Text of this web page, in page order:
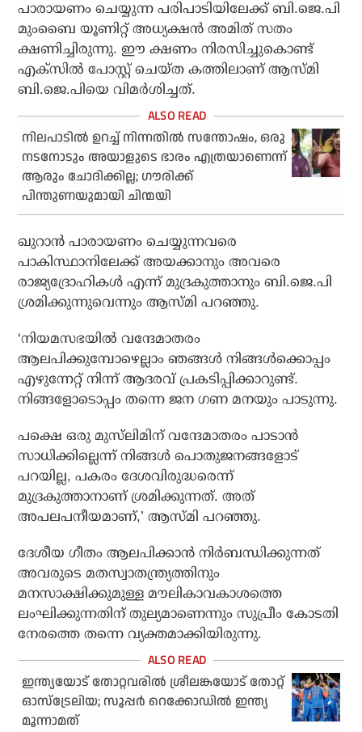
പാരായണം ചെയ്യുന്ന പരിപാടിയിലേക്ക് ബി.ജെ.പി
മുംബൈ യൂണിറ്റ് അധ്യക്ഷന്‍ അമിത് സതം
ക്ഷണിച്ചിരുന്നു. ഈ ക്ഷണം നിരസിച്ചുകൊണ്ട്
എക്‌സില്‍ പോസ്റ്റ് ചെയ്ത കത്തിലാണ് ആസ്മി
ബി.ജെ.പിയെ വിമര്‍ശിച്ചത്.
നിലപാടില്‍ ഉറച്ച് നിന്നതില്‍ സന്തോഷം, ഒരു
നടനോടും അയാളുടെ ഭാരം എത്രയാണെന്ന്
ആരും ചോദിക്കില്ല; ഗൗരിക്ക്
പിന്തുണയുമായി ചിന്മയി
ഖുറാന്‍ പാരായണം ചെയ്യുന്നവരെ
പാകിസ്ഥാനിലേക്ക് അയക്കാനും അവരെ
രാജ്യദ്രോഹികള്‍ എന്ന് മുദ്രകുത്താനും ബി.ജെ.പി
ശ്രമിക്കുന്നുവെന്നും ആസ്മി പറഞ്ഞു.
‘നിയമസഭയില്‍ വന്ദേമാതരം
ആലപിക്കുമ്പോഴെല്ലാം ഞങ്ങള്‍ നിങ്ങള്‍ക്കൊപ്പം
എഴുന്നേറ്റ് നിന്ന് ആദരവ് പ്രകടിപ്പിക്കാറുണ്ട്.
നിങ്ങളോടൊപ്പം തന്നെ ജന ഗണ മനയും പാടുന്നു.
പക്ഷെ ഒരു മുസ്‌ലിമിന് വന്ദേമാതരം പാടാന്‍
സാധിക്കില്ലെന്ന് നിങ്ങള്‍ പൊതുജനങ്ങളോട്
പറയില്ല, പകരം ദേശവിരുദ്ധരെന്ന്
മുദ്രകുത്താനാണ് ശ്രമിക്കുന്നത്. അത്
അപലപനീയമാണ്,’ ആസ്മി പറഞ്ഞു.
ദേശീയ ഗീതം ആലപിക്കാന്‍ നിര്‍ബന്ധിക്കുന്നത്
അവരുടെ മതസ്വാതന്ത്ര്യത്തിനും
മനസാക്ഷിക്കുമുള്ള മൗലികാവകാശത്തെ
ലംഘിക്കുന്നതിന് തുല്യമാണെന്നും സുപ്രീം കോടതി
നേരത്തെ തന്നെ വ്യക്തമാക്കിയിരുന്നു.
ഇന്ത്യയോട് തോറ്റവരില്‍ ശ്രീലങ്കയോട് തോറ്റ്
ഓസ്‌ട്രേലിയ; സൂപ്പര്‍ റെക്കോഡില്‍ ഇന്ത്യ
മൂന്നാമത്